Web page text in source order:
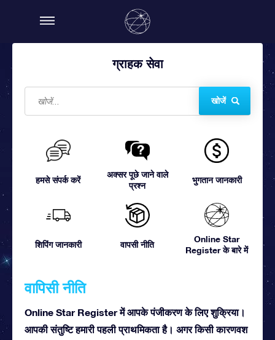
ग्राहक सेवा
खोजें
हमसे संपर्क करें
अक्सर पूछे जाने वाले
प्रश्न
भुगतान जानकारी
शिपिंग जानकारी वापसी नीति
Online Star
Register के बारे में
वापिसी नीति
Online Star Register में आपके पंजीकरण के लिए शुक्रिया।
आपकी संतुष्टि हमारी पहली प्राथमिकता है। अगर किसी कारणवश